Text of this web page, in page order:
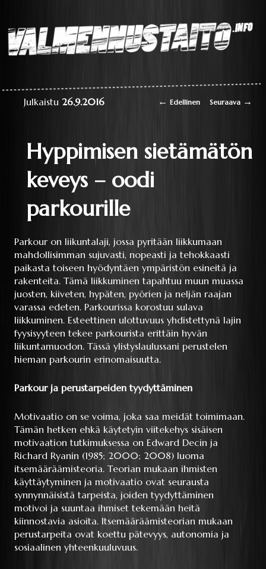
Valmennustaito.info
liikkumisen
perustaitojen
videokirjasto
Artikkelien selaus
← Edellinen Seuraava →
Hyppimisen sietämätön
keveys – oodi
parkourille
Julkaistu 26.9.2016
Parkour on liikuntalaji, jossa pyritään liikkumaan
mahdollisimman sujuvasti, nopeasti ja tehokkaasti
paikasta toiseen hyödyntäen ympäristön esineitä ja
rakenteita. Tämä liikkuminen tapahtuu muun muassa
juosten, kiiveten, hypäten, pyörien ja neljän raajan
varassa edeten. Parkourissa korostuu sulava
liikkuminen. Esteettinen ulottuvuus yhdistettynä lajin
fyysisyyteen tekee parkourista erittäin hyvän
liikuntamuodon. Tässä ylistyslaulussani perustelen
hieman parkourin erinomaisuutta.
Parkour ja perustarpeiden tyydyttäminen
Motivaatio on se voima, joka saa meidät toimimaan.
Tämän hetken ehkä käytetyin viitekehys sisäisen
motivaation tutkimuksessa on Edward Decin ja
Richard Ryanin (1985; 2000; 2008) luoma
itsemääräämisteoria. Teorian mukaan ihmisten
käyttäytyminen ja motivaatio ovat seurausta
synnynnäisistä tarpeista, joiden tyydyttäminen
motivoi ja suuntaa ihmiset tekemään heitä
kiinnostavia asioita. Itsemääräämisteorian mukaan
perustarpeita ovat koettu pätevyys, autonomia ja
sosiaalinen yhteenkuuluvuus.